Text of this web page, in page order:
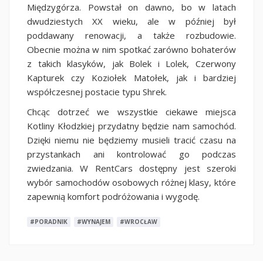
Międzygórza. Powstał on dawno, bo w latach
dwudziestych XX wieku, ale w później był
poddawany renowacji, a także rozbudowie.
Obecnie można w nim spotkać zarówno bohaterów
z takich klasyków, jak Bolek i Lolek, Czerwony
Kapturek czy Koziołek Matołek, jak i bardziej
współczesnej postacie typu Shrek.
Chcąc dotrzeć we wszystkie ciekawe miejsca
Kotliny Kłodzkiej przydatny będzie nam samochód.
Dzięki niemu nie będziemy musieli tracić czasu na
przystankach ani kontrolować go podczas
zwiedzania. W RentCars dostępny jest szeroki
wybór samochodów osobowych różnej klasy, które
zapewnią komfort podróżowania i wygodę.
#PORADNIK #WYNAJEM #WROCŁAW